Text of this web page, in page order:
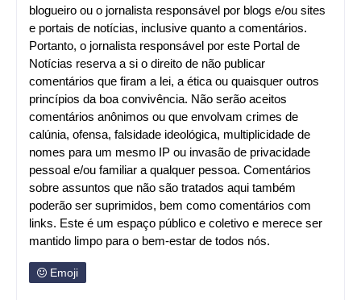
blogueiro ou o jornalista responsável por blogs e/ou sites
e portais de notícias, inclusive quanto a comentários.
Portanto, o jornalista responsável por este Portal de
Notícias reserva a si o direito de não publicar
comentários que firam a lei, a ética ou quaisquer outros
princípios da boa convivência. Não serão aceitos
comentários anônimos ou que envolvam crimes de
calúnia, ofensa, falsidade ideológica, multiplicidade de
nomes para um mesmo IP ou invasão de privacidade
pessoal e/ou familiar a qualquer pessoa. Comentários
sobre assuntos que não são tratados aqui também
poderão ser suprimidos, bem como comentários com
links. Este é um espaço público e coletivo e merece ser
mantido limpo para o bem-estar de todos nós.
Emoji